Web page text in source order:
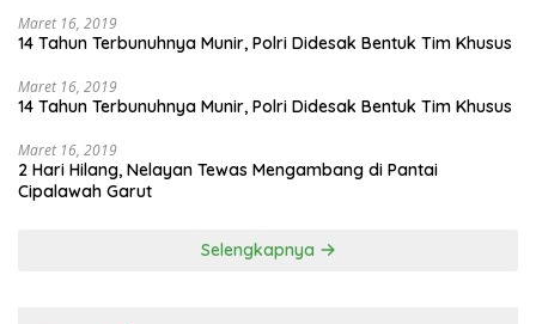
Maret 16, 2019
14 Tahun Terbunuhnya Munir, Polri Didesak Bentuk Tim Khusus
Maret 16, 2019
14 Tahun Terbunuhnya Munir, Polri Didesak Bentuk Tim Khusus
Maret 16, 2019
2 Hari Hilang, Nelayan Tewas Mengambang di Pantai
Cipalawah Garut
Selengkapnya